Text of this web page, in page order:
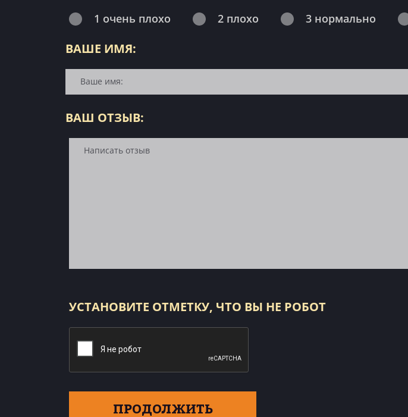
1 очень плохо 2 плохо 3 нормально
ВАШЕ ИМЯ:
ВАШ ОТЗЫВ:
УСТАНОВИТЕ ОТМЕТКУ, ЧТО ВЫ НЕ РОБОТ
ПРОДОЛЖИТЬ